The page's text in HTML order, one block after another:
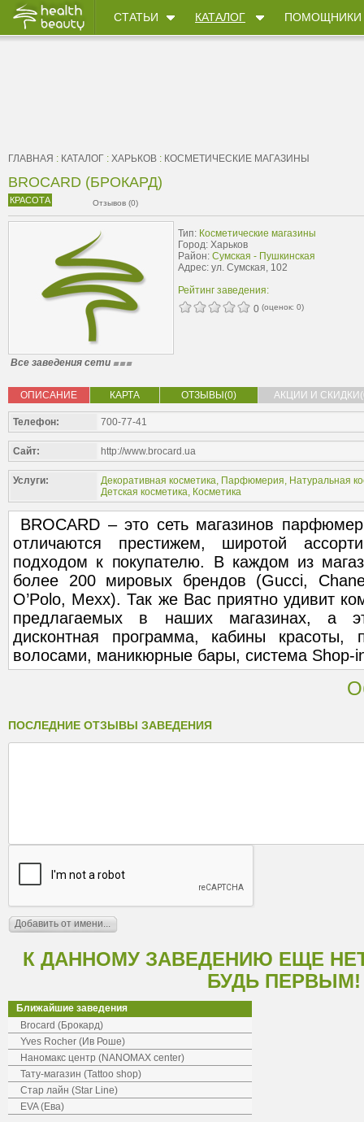
СТАТЬИ КАТАЛОГ ПОМОЩНИКИ
ГЛАВНАЯ : КАТАЛОГ : ХАРЬКОВ : КОСМЕТИЧЕСКИЕ МАГАЗИНЫ
BROCARD (БРОКАРД)
КРАСОТА Отзывов (0)
Тип: Косметические магазины
Город: Харьков
Район: Сумская - Пушкинская
Адрес: ул. Сумская, 102
Рейтинг заведения:
0 (оценок: 0)
Все заведения сети
ОПИСАНИЕ КАРТА ОТЗЫВЫ(0) АКЦИИ И
Телефон: 700-77-41
Сайт: http://www.brocard.ua
Услуги: Декоративная косметика, Парфюмерия, Натуральная
Детская косметика, Косметика
BROCARD – это сеть магазинов
отличаются престижем, широтой
подходом к покупателю. В каждом из
более 200 мировых брендов (Gucci,
O’Polo, Mexx). Так же Вас приятно удивит
предлагаемых в наших магазинах, а
дисконтная программа, кабины
волосами, маникюрные бары, система Shop-
ПОСЛЕДНИЕ ОТЗЫВЫ ЗАВЕДЕНИЯ
К ДАННОМУ ЗАВЕДЕНИЮ ЕЩЕ
БУДЬ ПЕРВЫМ!
Ближайшие заведения
Brocard (Брокард)
Yves Rocher (Ив Роше)
Наномакс центр (NANOMAX center)
Тату-магазин (Tattoo shop)
Стар лайн (Star Line)
EVA (Ева)